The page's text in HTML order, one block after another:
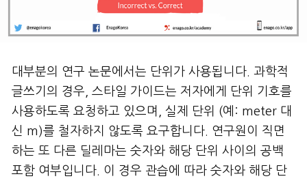
대부분의 연구 논문에서는 단위가 사용됩니다. 과학적
글쓰기의 경우, 스타일 가이드는 저자에게 단위 기호를
사용하도록 요청하고 있으며, 실제 단위 (예: meter 대
신 m)를 철자하지 않도록 요구합니다. 연구원이 직면
하는 또 다른 딜레마는 숫자와 해당 단위 사이의 공백
포함 여부입니다. 이 경우 관습에 따라 숫자와 해당 단